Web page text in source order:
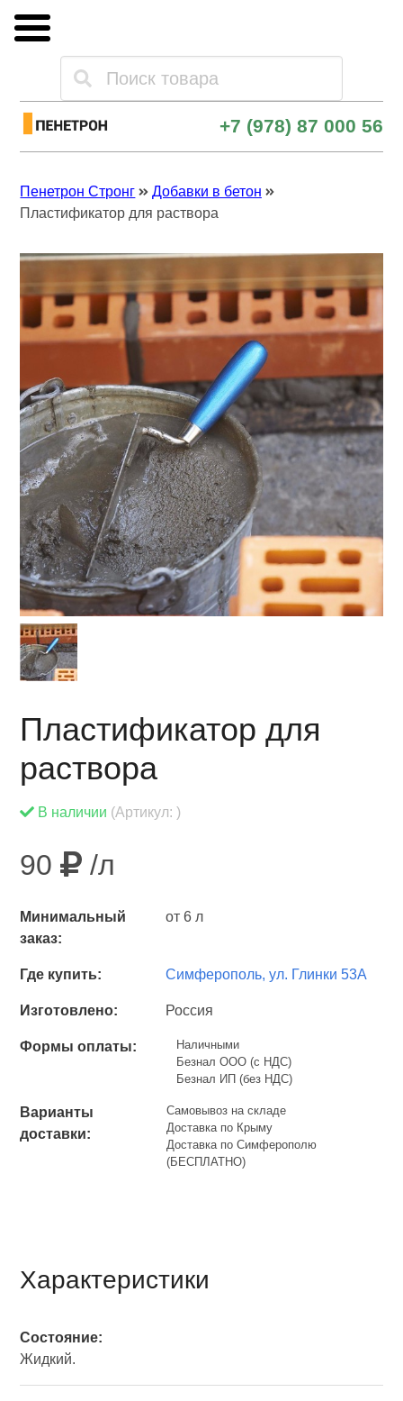
Каталог товаров
Опт и поставки
Контакты
Скачать прайс
+7 (978) 87 000 56
Пенетрон Стронг
Добавки в бетон
Пластификатор для раствора
Пластификатор для
раствора
В наличии (Артикул: )
90 /л
Минимальный
заказ:
от 6 л
Где купить: Симферополь, ул. Глинки 53А
Изготовлено: Россия
Формы оплаты:
Наличными
Безнал ООО (с НДС)
Безнал ИП (без НДС)
Варианты
доставки:
Самовывоз на складе
Доставка по Крыму
Доставка по Симферополю
(БЕСПЛАТНО)
Характеристики
Состояние:
Жидкий.